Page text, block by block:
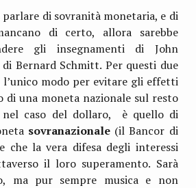
di sovranità monetaria, e di
di certo, allora sarebbe
gli insegnamenti di John
di Bernard Schmitt. Per questi due
modo per evitare gli effetti
di una moneta nazionale sul resto
nel caso del dollaro, è quello di
sovranazionale (il Bancor di
che la vera difesa degli interessi
il loro superamento. Sarà
ma pur sempre musica e non